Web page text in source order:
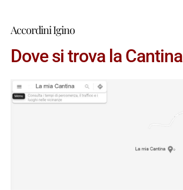
Accordini Igino
Dove si trova la Cantina